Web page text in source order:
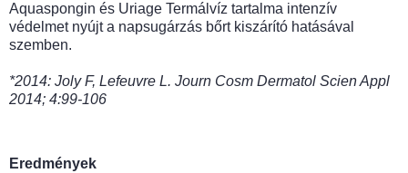
Aquaspongin és Uriage Termálvíz tartalma intenzív
védelmet nyújt a napsugárzás bőrt kiszárító hatásával
szemben.
*2014: Joly F, Lefeuvre L. Journ Cosm Dermatol Scien Appl
2014; 4:99-106
Eredmények